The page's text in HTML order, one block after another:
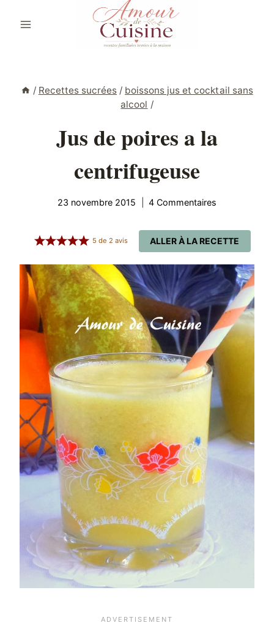
/ Recettes sucrées / boissons jus et cocktail sans
alcool /
Jus de poires a la
centrifugeuse
23 novembre 2015 4 Commentaires
ALLER À LA RECETTE
5 de2 avis